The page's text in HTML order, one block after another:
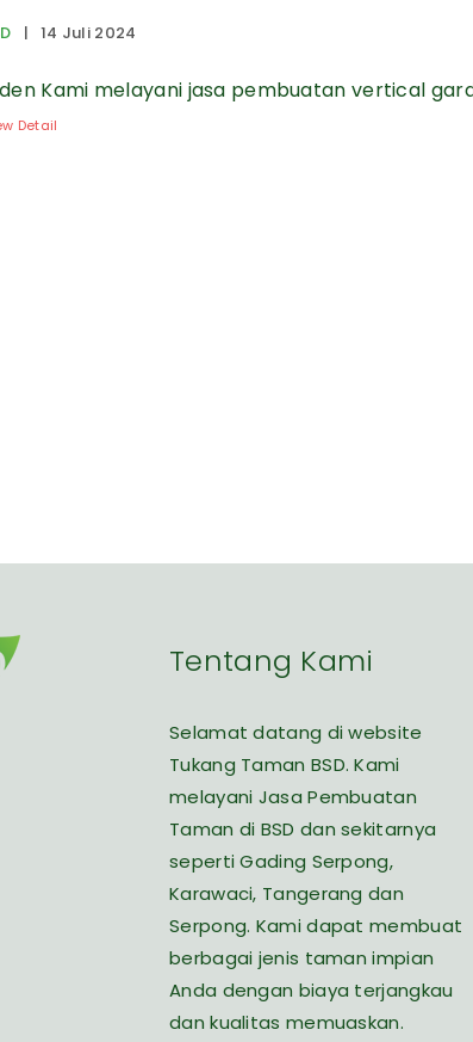
| 14 Juli 2024
Kami melayani jasa pembuatan vertical
Detail
Tentang Kami
Selamat datang di website
Tukang Taman BSD. Kami
melayani Jasa Pembuatan
Taman di BSD dan sekitarnya
seperti Gading Serpong,
Karawaci, Tangerang dan
Serpong. Kami dapat membuat
berbagai jenis taman impian
Anda dengan biaya terjangkau
dan kualitas memuaskan.